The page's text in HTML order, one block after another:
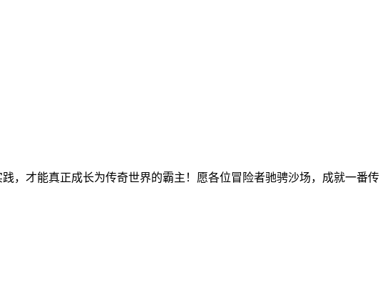
，才能真正成长为传奇世界的霸主！愿各位冒险者驰骋沙场，成就一番传